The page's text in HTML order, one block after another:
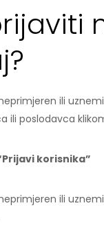
ili
ili poslodavca
korisnika”
ili